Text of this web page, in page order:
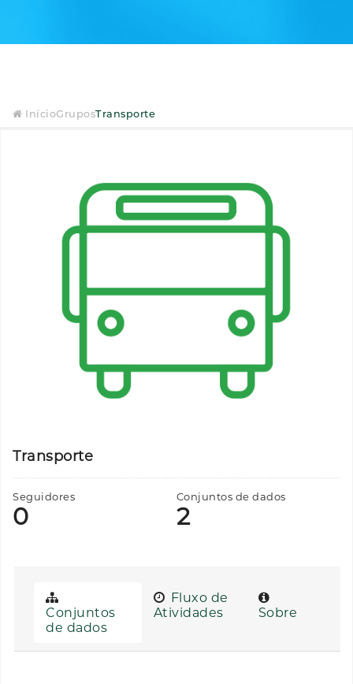
InícioGruposTransporte
Transporte
Seguidores
0
Conjuntos de dados
2
Conjuntos
de dados
Fluxo de
Atividades
Sobre